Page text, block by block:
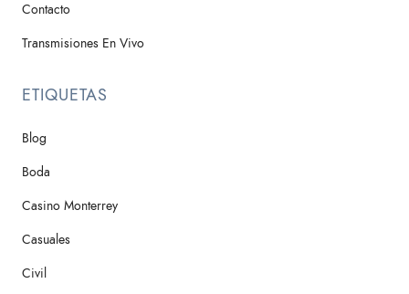
Contacto
Transmisiones En Vivo
ETIQUETAS
Blog
Boda
Casino Monterrey
Casuales
Civil